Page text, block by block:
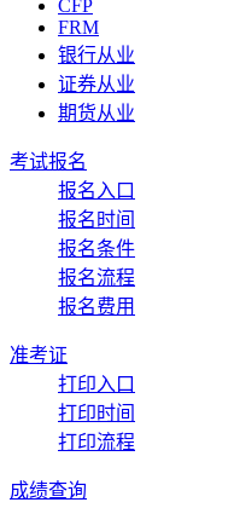
CFP
FRM
银行从业
证券从业
期货从业
考试报名
报名入口
报名时间
报名条件
报名流程
报名费用
准考证
打印入口
打印时间
打印流程
成绩查询